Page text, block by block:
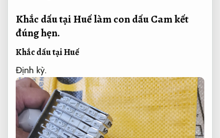
Khắc dấu tại Huế làm con dấuCam kết
đúng hẹn.
Khắc dấu tại Huế
Định kỳ.